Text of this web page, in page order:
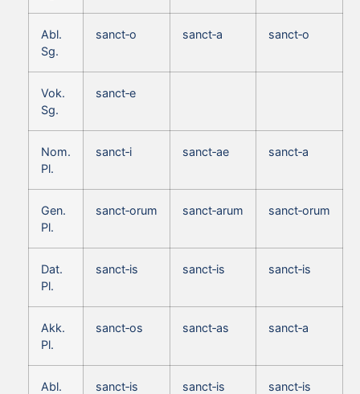
Abl.
Sg.
sanct‑o sanct‑a sanct‑o
Vok.
Sg.
sanct‑e
Nom.
Pl.
sanct‑i sanct‑ae sanct‑a
Gen.
Pl.
sanct‑orum sanct‑arum sanct‑orum
Dat.
Pl.
sanct‑is sanct‑is sanct‑is
Akk.
Pl.
sanct‑os sanct‑as sanct‑a
Abl.
sanct‑is sanct‑is sanct‑is